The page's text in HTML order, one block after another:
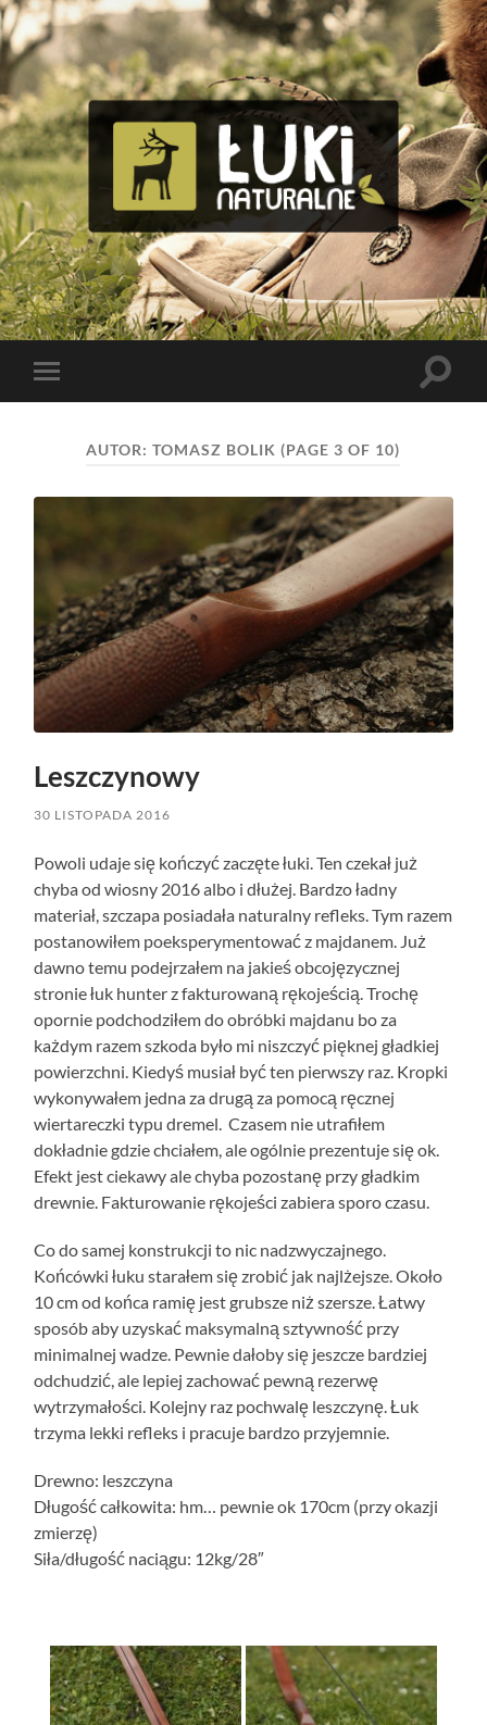
Tomasz
Bolik
Toggle
mobile
Toggle
AUTOR:TOMASZ BOLIK (PAGE 3 OF 10)
Leszczynowy
30 LISTOPADA 2016
Powoli udaje się kończyć zaczęte łuki. Ten czekał już
chyba od wiosny 2016 albo i dłużej. Bardzo ładny
materiał, szczapa posiadała naturalny refleks. Tym razem
postanowiłem poeksperymentować z majdanem. Już
dawno temu podejrzałem na jakieś obcojęzycznej
stronie łuk hunter z fakturowaną rękojeścią. Trochę
opornie podchodziłem do obróbki majdanu bo za
każdym razem szkoda było mi niszczyć pięknej gładkiej
powierzchni. Kiedyś musiał być ten pierwszy raz. Kropki
wykonywałem jedna za drugą za pomocą ręcznej
wiertareczki typu dremel. Czasem nie utrafiłem
dokładnie gdzie chciałem, ale ogólnie prezentuje się ok.
Efekt jest ciekawy ale chyba pozostanę przy gładkim
drewnie. Fakturowanie rękojeści zabiera sporo czasu.
Co do samej konstrukcji to nic nadzwyczajnego.
Końcówki łuku starałem się zrobić jak najlżejsze. Około
10 cm od końca ramię jest grubsze niż szersze. Łatwy
sposób aby uzyskać maksymalną sztywność przy
minimalnej wadze. Pewnie dałoby się jeszcze bardziej
odchudzić, ale lepiej zachować pewną rezerwę
wytrzymałości. Kolejny raz pochwalę leszczynę. Łuk
trzyma lekki refleks i pracuje bardzo przyjemnie.
Drewno: leszczyna
Długość całkowita: hm… pewnie ok 170cm (przy okazji
zmierzę)
Siła/długość naciągu: 12kg/28″